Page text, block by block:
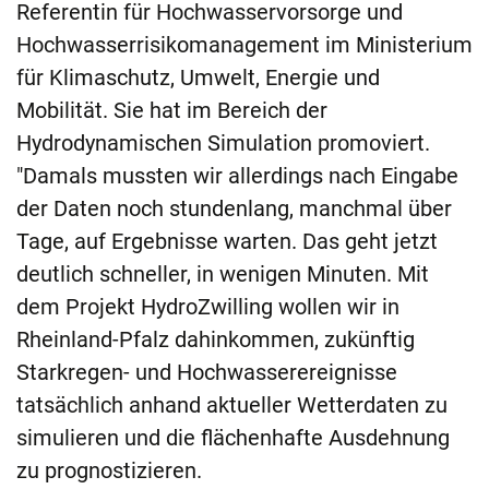
Referentin für Hochwasservorsorge und
Hochwasserrisikomanagement im Ministerium
für Klimaschutz, Umwelt, Energie und
Mobilität. Sie hat im Bereich der
Hydrodynamischen Simulation promoviert.
"Damals mussten wir allerdings nach Eingabe
der Daten noch stundenlang, manchmal über
Tage, auf Ergebnisse warten. Das geht jetzt
deutlich schneller, in wenigen Minuten. Mit
dem Projekt HydroZwilling wollen wir in
Rheinland-Pfalz dahinkommen, zukünftig
Starkregen- und Hochwasserereignisse
tatsächlich anhand aktueller Wetterdaten zu
simulieren und die flächenhafte Ausdehnung
zu prognostizieren.